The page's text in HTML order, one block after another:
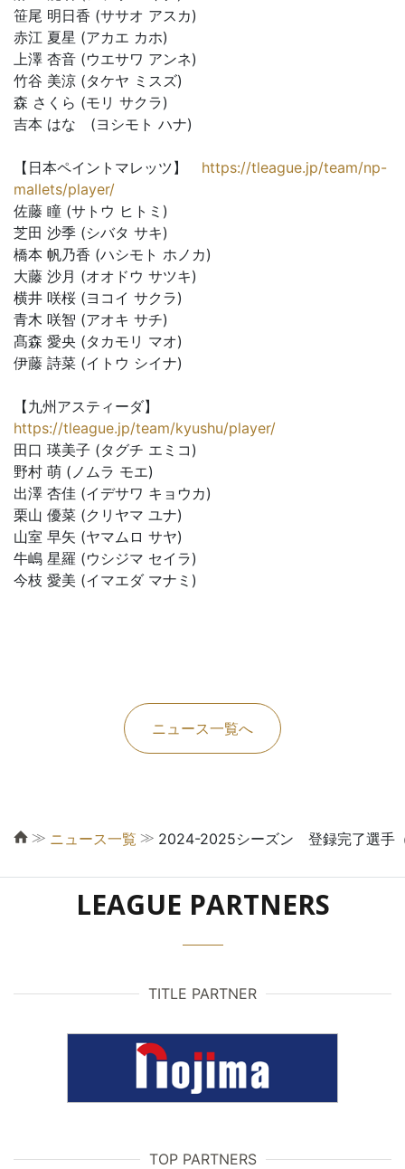
笹尾 明日香 (ササオ アスカ)
赤江 夏星 (アカエ カホ)
上澤 杏音 (ウエサワ アンネ)
竹谷 美涼 (タケヤ ミスズ)
森 さくら (モリ サクラ)
吉本 はな (ヨシモト ハナ)
【日本ペイントマレッツ】 https://tleague.jp/team/np-
mallets/player/
佐藤 瞳 (サトウ ヒトミ)
芝田 沙季 (シバタ サキ)
橋本 帆乃香 (ハシモト ホノカ)
大藤 沙月 (オオドウ サツキ)
横井 咲桜 (ヨコイ サクラ)
青木 咲智 (アオキ サチ)
髙森 愛央 (タカモリ マオ)
伊藤 詩菜 (イトウ シイナ)
【九州アスティーダ】
https://tleague.jp/team/kyushu/player/
田口 瑛美子 (タグチ エミコ)
野村 萌 (ノムラ モエ)
出澤 杏佳 (イデサワ キョウカ)
栗山 優菜 (クリヤマ ユナ)
山室 早矢 (ヤマムロ サヤ)
牛嶋 星羅 (ウシジマ セイラ)
今枝 愛美 (イマエダ マナミ)
ニュース一覧へ
≫ ニュース一覧 ≫ 2024-2025シーズン 登録完了選手
LEAGUE PARTNERS
TITLE PARTNER
TOP PARTNERS